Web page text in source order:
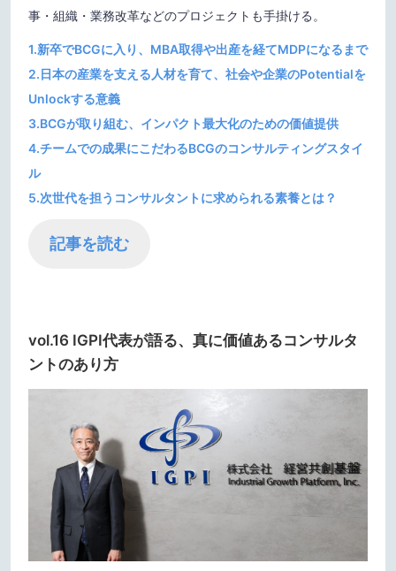
事・組織・業務改革などのプロジェクトも手掛ける。
1.新卒でBCGに入り、MBA取得や出産を経てMDPになるまで
2.日本の産業を支える人材を育て、社会や企業のPotentialを
Unlockする意義
3.BCGが取り組む、インパクト最大化のための価値提供
4.チームでの成果にこだわるBCGのコンサルティングスタイ
ル
5.次世代を担うコンサルタントに求められる素養とは？
記事を読む
vol.16 IGPI代表が語る、真に価値あるコンサルタ
ントのあり方